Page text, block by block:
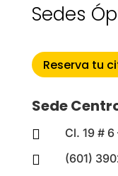
Sedes
Reserva tu
Sede
 Cl. 19 # 6
 (601)